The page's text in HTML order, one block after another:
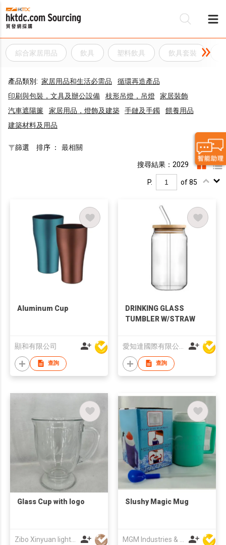
綜合家居用品 飲具 塑料飲具 飲具套裝
產品類別: 家居用品和生活必需品
循環再造產品
印刷與包裝，文具及辦公設備
枝形吊燈，吊燈
家居裝飾
汽車遮陽簾
家居用品，燈飾及建築 手鏈及手鐲
餵養用品
建築材料及用品
篩選 排序 ： 最相關
搜尋結果：2029
P. of 85
Aluminum Cup
顯和有限公司
查詢
DRINKING GLASS
TUMBLER W/STRAW
查詢
Glass Cup with logo
Zibo Xinyuan light products co., ltd
Slushy Magic Mug